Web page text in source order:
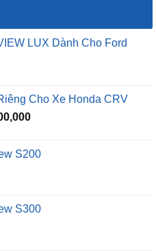
LUX Dành Cho Ford
Cho Xe Honda CRV
Giá
là:
S200
S300